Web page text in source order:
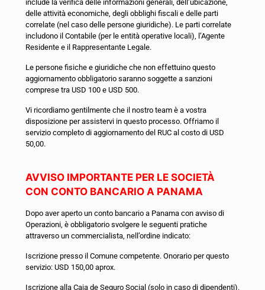
include la verifica delle informazioni generali, dell’ubicazione,
delle attività economiche, degli obblighi fiscali e delle parti
correlate (nel caso delle persone giuridiche). Le parti correlate
includono il Contabile (per le entità operative locali), l’Agente
Residente e il Rappresentante Legale.
Le persone fisiche e giuridiche che non effettuino questo
aggiornamento obbligatorio saranno soggette a sanzioni
comprese tra USD 100 e USD 500.
Vi ricordiamo gentilmente che il nostro team è a vostra
disposizione per assistervi in questo processo. Offriamo il
servizio completo di aggiornamento del RUC al costo di USD
50,00.
AVVISO IMPORTANTE PER LE SOCIETÀ
CON CONTO BANCARIO A PANAMA
Dopo aver aperto un conto bancario a Panama con avviso di
Operazioni, è obbligatorio svolgere le seguenti pratiche
attraverso un commercialista, nell’ordine indicato:
Iscrizione presso il Comune competente. Onorario per questo
servizio: USD 150,00 aprox.
Iscrizione alla Caja de Seguro Social (solo in caso di dipendenti).